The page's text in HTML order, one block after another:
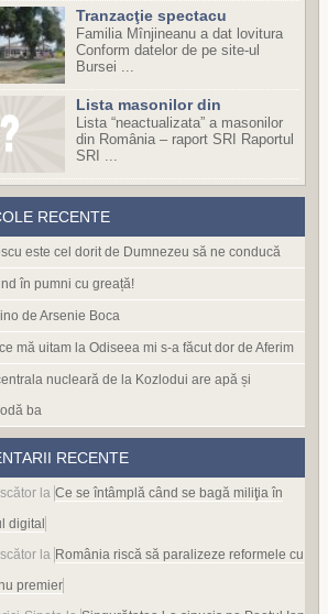
Tranzacţie spectacu
Familia Mînjineanu a dat lovitura
Conform datelor de pe site-ul
Bursei ...
Lista masonilor din
Lista “neactualizata” a masonilor
din România – raport SRI Raportul
SRI ...
RECENTE
este cel dorit de Dumnezeu să ne conducă
în pumni cu greață!
de Arsenie Boca
mă uitam la Odiseea mi s-a făcut dor de Aferim
nucleară de la Kozlodui are apă și
ba
RECENTE
la Ce se întâmplă când se bagă miliţia în
digital
la România riscă să paralizeze reformele cu
premier